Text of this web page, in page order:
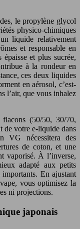
le propylène glycol
physico-chimiques
liquide relativement
et responsable en
et plus sucrée,
à la rondeur en
ces deux liquides
en aérosol, c’est-
l’air, que vous inhalez
(50/50, 30/70,
de votre e-liquide dans
VG nécessitera des
de coton, et une
vaporisé. À l’inverse,
adapté aux petits
En ajustant
vous optimisez la
ni projections.
japonais